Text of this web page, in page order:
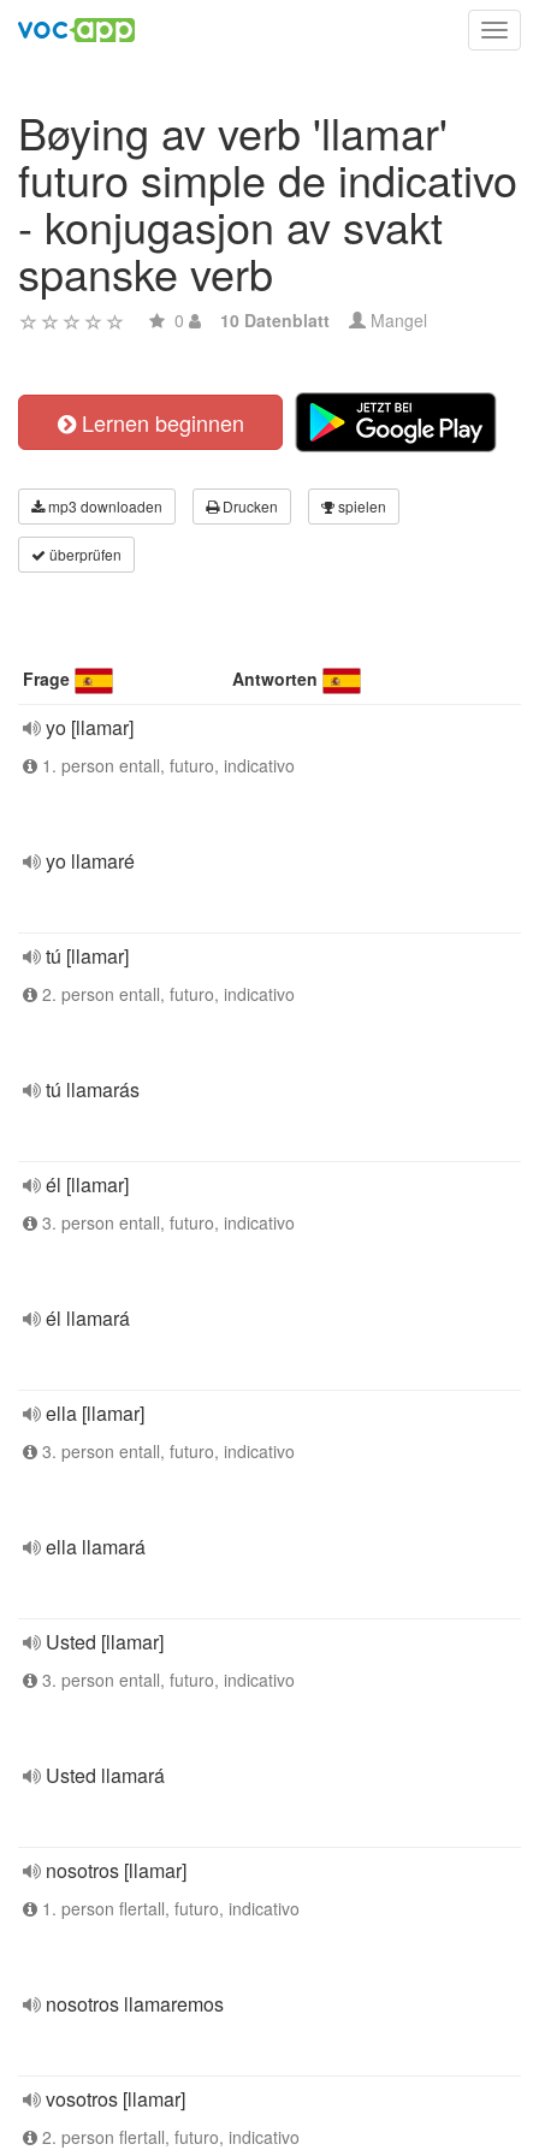
Bøying av verb 'llamar'
futuro simple de indicativo
- konjugasjon av svakt
spanske verb
0 10 Datenblatt Mangel
Lernen beginnen
mp3 downloaden Drucken spielen
überprüfen
Frage Antworten
yo [llamar]
1. person entall, futuro, indicativo
yo llamaré
tú [llamar]
2. person entall, futuro, indicativo
tú llamarás
él [llamar]
3. person entall, futuro, indicativo
él llamará
ella [llamar]
3. person entall, futuro, indicativo
ella llamará
Usted [llamar]
3. person entall, futuro, indicativo
Usted llamará
nosotros [llamar]
1. person flertall, futuro, indicativo
nosotros llamaremos
vosotros [llamar]
2. person flertall, futuro, indicativo